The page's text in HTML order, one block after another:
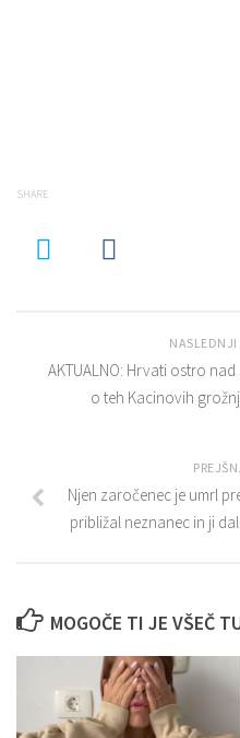
SHARE
NASLEDNJI
AKTUALNO: Hrvati ostro
o teh Kacinovih
Njen zaročenec je umrl
približal neznanec in ji
MOGOČE TI JE VŠEČ